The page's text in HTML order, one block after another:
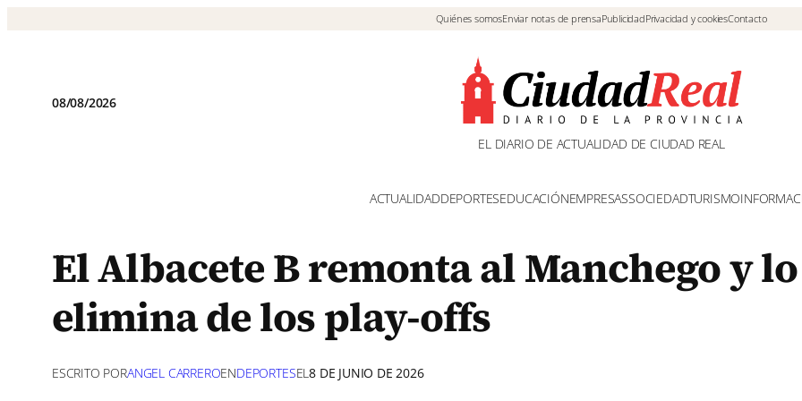
Quiénes somosEnviar notas de prensaPublicidadPrivacidad y cookiesContacto
08/08/2026
EL DIARIO DE ACTUALIDAD DE CIUDAD REAL
ACTUALIDADDEPORTESEDUCACIÓNEMPRESASSOCIEDADTURISMO
El Albacete B remonta al Manchego y lo
elimina de los play-offs
ESCRITO PORANGEL CARREROENDEPORTESEL8 DE JUNIO DE 2026